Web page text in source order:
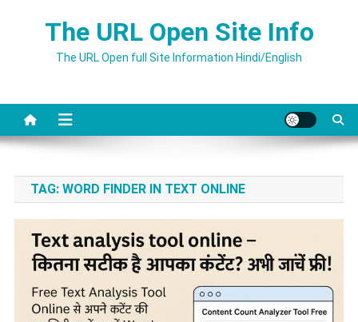
The URL Open Site Info
The URL Open full Site Information Hindi/English
TAG: WORD FINDER IN TEXT ONLINE